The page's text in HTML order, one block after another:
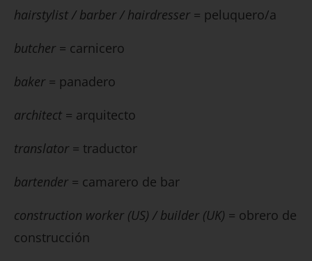
hairstylist / barber / hairdresser = peluquero/a
butcher = carnicero
baker = panadero
architect = arquitecto
translator = traductor
bartender = camarero de bar
construction worker (US) / builder (UK) = obrero de
construcción